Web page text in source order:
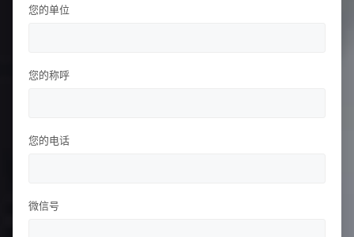
您的单位
您的称呼
您的电话
微信号